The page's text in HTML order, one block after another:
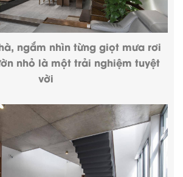
ngắm nhìn từng giọt mưa rơi
nhỏ là một trải nghiệm tuyệt
vời